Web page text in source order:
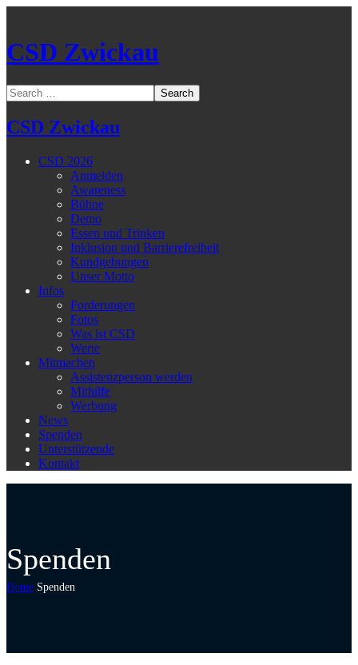
CSD Zwickau
CSD Zwickau
CSD 2026
Anmelden
Awareness
Bühne
Demo
Essen und Trinken
Inklusion und Barrierefreiheit
Kundgebungen
Unser Motto
Infos
Forderungen
Fotos
Was ist CSD
Werte
Mitmachen
Assistenzperson werden
Mithilfe
Werbung
News
Spenden
Unterstützende
Kontakt
Spenden
Home Spenden